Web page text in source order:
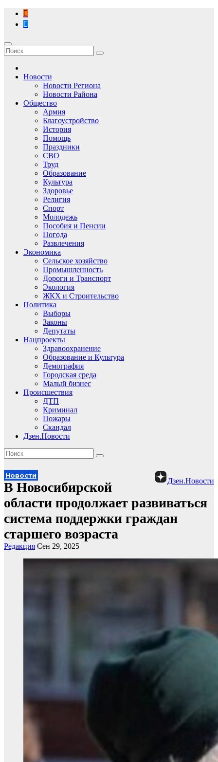
Перейти
содержимому
Новости
Новости Региона
Новости Района
Общество
Армия
Благоустройство
История
Помощь
Праздники
СВО
Труд
Образование
Культура
Здоровье
Религия
Спорт
Молодежь
Пособия и Пенсии
Погода
Развлечения
Экономика
Сельское хозяйство
Промышленность
Дороги и Транспорт
Экология
ЖКХ и Строительство
Политика
Выборы
Законы
Депутаты
Нацпроекты
Здравоохранение
Образование и Культура
Демография
Городская среда
Малый бизнес
Происшествия
ДТП
Криминал
Пожары
Скандал
Дзен.Новости
Дзен.Новости
Новости
В Новосибирской
области продолжает развиваться
система поддержки граждан
старшего возраста
Редакция Сен 29, 2025